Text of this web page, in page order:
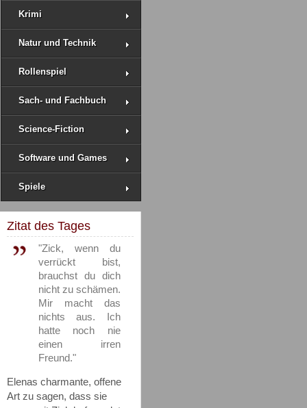
Krimi
Natur und Technik
Rollenspiel
Sach- und Fachbuch
Science-Fiction
Software und Games
Spiele
Zitat des Tages
"Zick, wenn du
verrückt bist,
brauchst du dich
nicht zu schämen.
Mir macht das
nichts aus. Ich
hatte noch nie
einen irren
Freund."
Elenas charmante, offene
Art zu sagen, dass sie